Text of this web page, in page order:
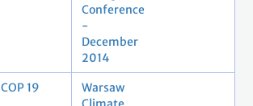
Conference
-
December
2014
COP 19
Warsaw